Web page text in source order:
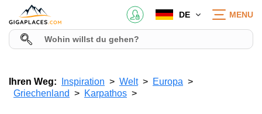
DE MENU
Ihren Weg: Inspiration Welt
Europa
Griechenland
Karpathos